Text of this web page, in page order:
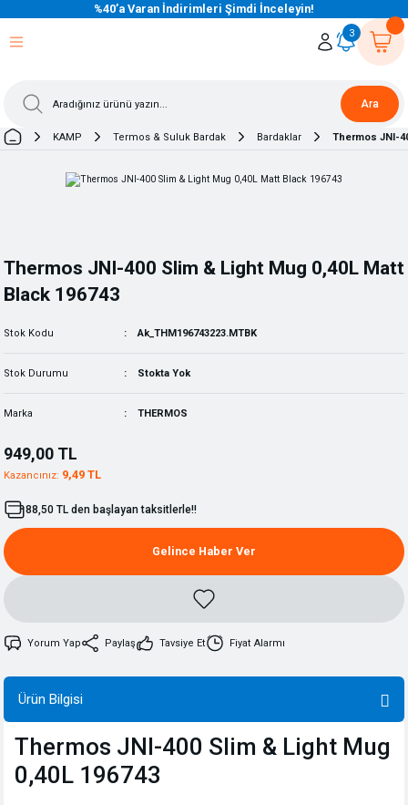
%40’a Varan İndirimleri Şimdi İnceleyin!
Ara
3
KAMP Termos & Suluk Bardak Bardaklar Thermos JNI-
Thermos JNI-400 Slim & Light Mug 0,40L Matt
Black 196743
Stok Kodu Ak_THM196743223.MTBK
Stok Durumu Stokta Yok
Marka THERMOS
949,00 TL
Kazancınız: 9,49 TL
88,50 TL den başlayan taksitlerle!!
Gelince Haber Ver
Yorum Yap Paylaş Tavsiye Et Fiyat Alarmı
Ürün Bilgisi
Thermos JNI-400 Slim & Light Mug
0,40L 196743